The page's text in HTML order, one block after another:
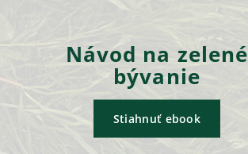
Návod na zelené
bývanie
Stiahnuť ebook